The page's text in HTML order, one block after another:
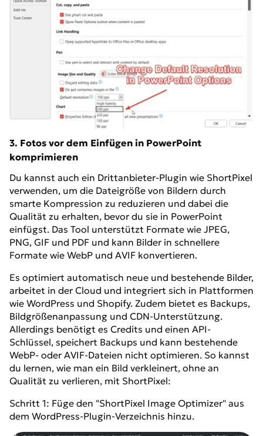
3. Fotos vor dem Einfügen in PowerPoint
komprimieren
Du kannst auch ein Drittanbieter-Plugin wie ShortPixel
verwenden, um die Dateigröße von Bildern durch
smarte Kompression zu reduzieren und dabei die
Qualität zu erhalten, bevor du sie in PowerPoint
einfügst. Das Tool unterstützt Formate wie JPEG,
PNG, GIF und PDF und kann Bilder in schnellere
Formate wie WebP und AVIF konvertieren.
Es optimiert automatisch neue und bestehende Bilder,
arbeitet in der Cloud und integriert sich in Plattformen
wie WordPress und Shopify. Zudem bietet es Backups,
Bildgrößenanpassung und CDN-Unterstützung.
Allerdings benötigt es Credits und einen API-
Schlüssel, speichert Backups und kann bestehende
WebP- oder AVIF-Dateien nicht optimieren. So kannst
du lernen, wie man ein Bild verkleinert, ohne an
Qualität zu verlieren, mit ShortPixel:
Schritt 1: Füge den "ShortPixel Image Optimizer" aus
dem WordPress-Plugin-Verzeichnis hinzu.